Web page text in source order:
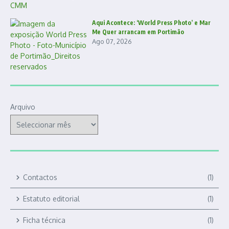
Aqui Acontece: ‘World Press Photo’ e Mar
Me Quer arrancam em Portimão
Ago 07, 2026
Arquivo
Contactos (1)
Estatuto editorial (1)
Ficha técnica (1)